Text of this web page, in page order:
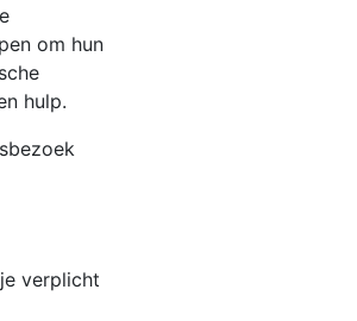
om hun
hulp.
verplicht